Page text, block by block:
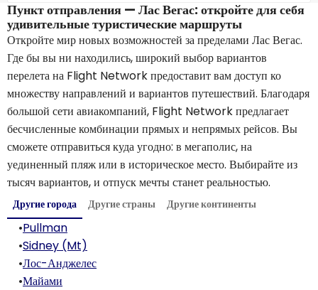
Пункт отправления — Лас Вегас: откройте для себя
удивительные туристические маршруты
Откройте мир новых возможностей за пределами Лас Вегас.
Где бы вы ни находились, широкий выбор вариантов
перелета на Flight Network предоставит вам доступ ко
множеству направлений и вариантов путешествий. Благодаря
большой сети авиакомпаний, Flight Network предлагает
бесчисленные комбинации прямых и непрямых рейсов. Вы
сможете отправиться куда угодно: в мегаполис, на
уединенный пляж или в историческое место. Выбирайте из
тысяч вариантов, и отпуск мечты станет реальностью.
Другие города Другие страны Другие континенты
•Pullman
•Sidney (Mt)
•Лос-Анджелес
•Майами